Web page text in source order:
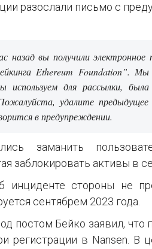
разослали письмо с
назад вы получили электронное
Ethereum Foundation”.
используем для рассылки,
удалите
в предупреждении.
заманить
заблокировать активы в
инциденте стороны не
сентябрем 2023 года.
постом Бейко заявил, что
регистрации в Nansen. В